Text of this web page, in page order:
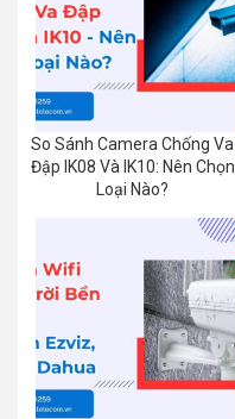
So Sánh Camera Chống Va
Đập IK08 Và IK10: Nên Chọn
Loại Nào?